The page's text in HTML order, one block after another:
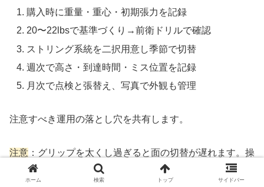
購入時に重量・重心・初期張力を記録
20〜22lbsで基準づくり→前衛ドリルで確認
ストリング系統を二択用意し季節で切替
週次で高さ・到達時間・ミス位置を記録
月次で点検と張替え、写真で外観も管理
注意すべき運用の落とし穴を共有します。
注意 ：グリップを太くし過ぎると面の切替が遅れます。操
作性を重視する場合は薄巻きから開始し、必要に応じて
ホーム 検索 トップ サイドバー